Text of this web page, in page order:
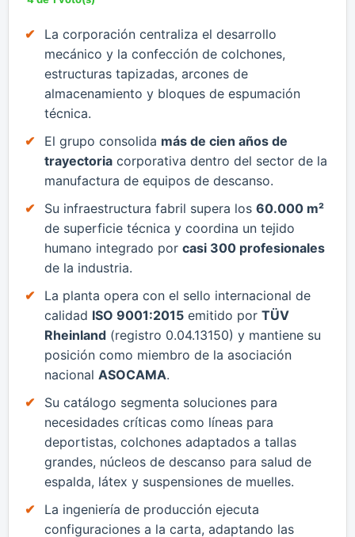
​La corporación centraliza el desarrollo
mecánico y la confección de colchones,
estructuras tapizadas, arcones de
almacenamiento y bloques de espumación
técnica.
​El grupo consolida más de cien años de
trayectoria corporativa dentro del sector de la
manufactura de equipos de descanso.
​Su infraestructura fabril supera los 60.000 m²
de superficie técnica y coordina un tejido
humano integrado por casi 300 profesionales
de la industria.
​La planta opera con el sello internacional de
calidad ISO 9001:2015 emitido por TÜV
Rheinland (registro 0.04.13150) y mantiene su
posición como miembro de la asociación
nacional ASOCAMA.
​Su catálogo segmenta soluciones para
necesidades críticas como líneas para
deportistas, colchones adaptados a tallas
grandes, núcleos de descanso para salud de
espalda, látex y suspensiones de muelles.
​La ingeniería de producción ejecuta
configuraciones a la carta, adaptando las